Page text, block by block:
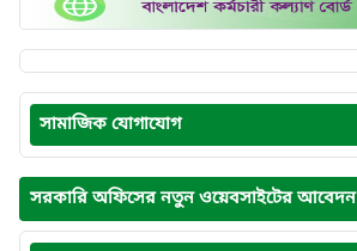
সামাজিক যোগাযোগ
সরকারি অফিসের নতুন ওয়েবসাইটের আবেদন